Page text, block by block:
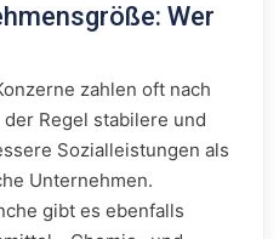
Wer
zahlen oft nach
Regel stabilere und
Sozialleistungen als
Unternehmen.
gibt es ebenfalls